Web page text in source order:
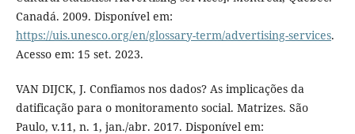
Canadá. 2009. Disponível em:
https://uis.unesco.org/en/glossary-term/advertising-services.
Acesso em: 15 set. 2023.
VAN DIJCK, J. Confiamos nos dados? As implicações da
datificação para o monitoramento social. Matrizes. São
Paulo, v.11, n. 1, jan./abr. 2017. Disponível em: